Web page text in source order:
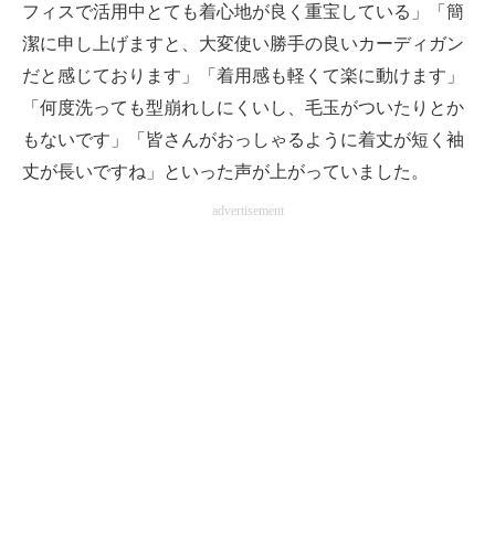
フィスで活用中とても着心地が良く重宝している」「簡
潔に申し上げますと、大変使い勝手の良いカーディガン
だと感じております」「着用感も軽くて楽に動けます」
「何度洗っても型崩れしにくいし、毛玉がついたりとか
もないです」「皆さんがおっしゃるように着丈が短く袖
丈が長いですね」といった声が上がっていました。
advertisement